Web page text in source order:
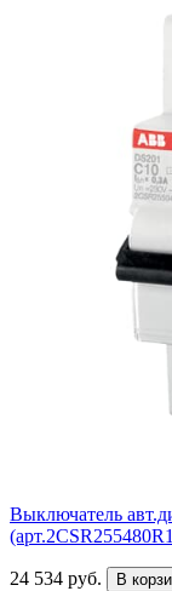
Выключатель
24 534 руб. В